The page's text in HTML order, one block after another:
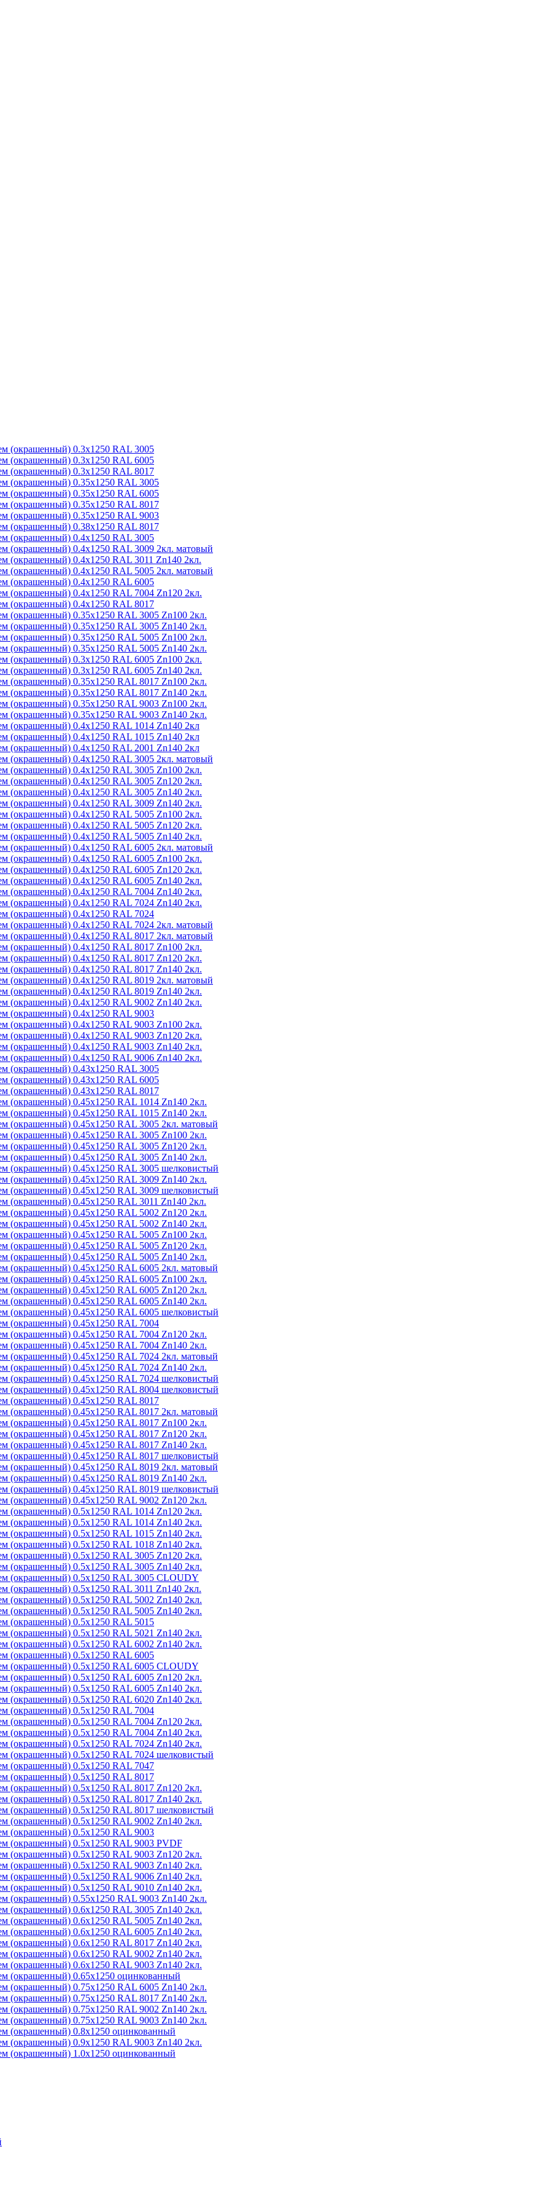
(окрашенный) 0.3x1250 RAL 3005
(окрашенный) 0.3x1250 RAL 6005
(окрашенный) 0.3x1250 RAL 8017
(окрашенный) 0.35x1250 RAL 3005
(окрашенный) 0.35x1250 RAL 6005
(окрашенный) 0.35x1250 RAL 8017
(окрашенный) 0.35x1250 RAL 9003
(окрашенный) 0.38x1250 RAL 8017
(окрашенный) 0.4x1250 RAL 3005
(окрашенный) 0.4x1250 RAL 3009 2кл. матовый
(окрашенный) 0.4x1250 RAL 3011 Zn140 2кл.
(окрашенный) 0.4x1250 RAL 5005 2кл. матовый
(окрашенный) 0.4x1250 RAL 6005
(окрашенный) 0.4x1250 RAL 7004 Zn120 2кл.
(окрашенный) 0.4x1250 RAL 8017
(окрашенный) 0.35x1250 RAL 3005 Zn100 2кл.
(окрашенный) 0.35x1250 RAL 3005 Zn140 2кл.
(окрашенный) 0.35x1250 RAL 5005 Zn100 2кл.
(окрашенный) 0.35x1250 RAL 5005 Zn140 2кл.
(окрашенный) 0.3x1250 RAL 6005 Zn100 2кл.
(окрашенный) 0.3x1250 RAL 6005 Zn140 2кл.
(окрашенный) 0.35x1250 RAL 8017 Zn100 2кл.
(окрашенный) 0.35x1250 RAL 8017 Zn140 2кл.
(окрашенный) 0.35x1250 RAL 9003 Zn100 2кл.
(окрашенный) 0.35x1250 RAL 9003 Zn140 2кл.
(окрашенный) 0.4x1250 RAL 1014 Zn140 2кл
(окрашенный) 0.4x1250 RAL 1015 Zn140 2кл
(окрашенный) 0.4x1250 RAL 2001 Zn140 2кл
(окрашенный) 0.4x1250 RAL 3005 2кл. матовый
(окрашенный) 0.4x1250 RAL 3005 Zn100 2кл.
(окрашенный) 0.4x1250 RAL 3005 Zn120 2кл.
(окрашенный) 0.4x1250 RAL 3005 Zn140 2кл.
(окрашенный) 0.4x1250 RAL 3009 Zn140 2кл.
(окрашенный) 0.4x1250 RAL 5005 Zn100 2кл.
(окрашенный) 0.4x1250 RAL 5005 Zn120 2кл.
(окрашенный) 0.4x1250 RAL 5005 Zn140 2кл.
(окрашенный) 0.4x1250 RAL 6005 2кл. матовый
(окрашенный) 0.4x1250 RAL 6005 Zn100 2кл.
(окрашенный) 0.4x1250 RAL 6005 Zn120 2кл.
(окрашенный) 0.4x1250 RAL 6005 Zn140 2кл.
(окрашенный) 0.4x1250 RAL 7004 Zn140 2кл.
(окрашенный) 0.4x1250 RAL 7024 Zn140 2кл.
(окрашенный) 0.4x1250 RAL 7024
(окрашенный) 0.4x1250 RAL 7024 2кл. матовый
(окрашенный) 0.4x1250 RAL 8017 2кл. матовый
(окрашенный) 0.4x1250 RAL 8017 Zn100 2кл.
(окрашенный) 0.4x1250 RAL 8017 Zn120 2кл.
(окрашенный) 0.4x1250 RAL 8017 Zn140 2кл.
(окрашенный) 0.4x1250 RAL 8019 2кл. матовый
(окрашенный) 0.4x1250 RAL 8019 Zn140 2кл.
(окрашенный) 0.4x1250 RAL 9002 Zn140 2кл.
(окрашенный) 0.4x1250 RAL 9003
(окрашенный) 0.4x1250 RAL 9003 Zn100 2кл.
(окрашенный) 0.4x1250 RAL 9003 Zn120 2кл.
(окрашенный) 0.4x1250 RAL 9003 Zn140 2кл.
(окрашенный) 0.4x1250 RAL 9006 Zn140 2кл.
(окрашенный) 0.43x1250 RAL 3005
(окрашенный) 0.43x1250 RAL 6005
(окрашенный) 0.43x1250 RAL 8017
(окрашенный) 0.45x1250 RAL 1014 Zn140 2кл.
(окрашенный) 0.45x1250 RAL 1015 Zn140 2кл.
(окрашенный) 0.45x1250 RAL 3005 2кл. матовый
(окрашенный) 0.45x1250 RAL 3005 Zn100 2кл.
(окрашенный) 0.45x1250 RAL 3005 Zn120 2кл.
(окрашенный) 0.45x1250 RAL 3005 Zn140 2кл.
(окрашенный) 0.45x1250 RAL 3005 шелковистый
(окрашенный) 0.45x1250 RAL 3009 Zn140 2кл.
(окрашенный) 0.45x1250 RAL 3009 шелковистый
(окрашенный) 0.45x1250 RAL 3011 Zn140 2кл.
(окрашенный) 0.45x1250 RAL 5002 Zn120 2кл.
(окрашенный) 0.45x1250 RAL 5002 Zn140 2кл.
(окрашенный) 0.45x1250 RAL 5005 Zn100 2кл.
(окрашенный) 0.45x1250 RAL 5005 Zn120 2кл.
(окрашенный) 0.45x1250 RAL 5005 Zn140 2кл.
(окрашенный) 0.45x1250 RAL 6005 2кл. матовый
(окрашенный) 0.45x1250 RAL 6005 Zn100 2кл.
(окрашенный) 0.45x1250 RAL 6005 Zn120 2кл.
(окрашенный) 0.45x1250 RAL 6005 Zn140 2кл.
(окрашенный) 0.45x1250 RAL 6005 шелковистый
(окрашенный) 0.45x1250 RAL 7004
(окрашенный) 0.45x1250 RAL 7004 Zn120 2кл.
(окрашенный) 0.45x1250 RAL 7004 Zn140 2кл.
(окрашенный) 0.45x1250 RAL 7024 2кл. матовый
(окрашенный) 0.45x1250 RAL 7024 Zn140 2кл.
(окрашенный) 0.45x1250 RAL 7024 шелковистый
(окрашенный) 0.45x1250 RAL 8004 шелковистый
(окрашенный) 0.45x1250 RAL 8017
(окрашенный) 0.45x1250 RAL 8017 2кл. матовый
(окрашенный) 0.45x1250 RAL 8017 Zn100 2кл.
(окрашенный) 0.45x1250 RAL 8017 Zn120 2кл.
(окрашенный) 0.45x1250 RAL 8017 Zn140 2кл.
(окрашенный) 0.45x1250 RAL 8017 шелковистый
(окрашенный) 0.45x1250 RAL 8019 2кл. матовый
(окрашенный) 0.45x1250 RAL 8019 Zn140 2кл.
(окрашенный) 0.45x1250 RAL 8019 шелковистый
(окрашенный) 0.45x1250 RAL 9002 Zn120 2кл.
(окрашенный) 0.5x1250 RAL 1014 Zn120 2кл.
(окрашенный) 0.5x1250 RAL 1014 Zn140 2кл.
(окрашенный) 0.5x1250 RAL 1015 Zn140 2кл.
(окрашенный) 0.5x1250 RAL 1018 Zn140 2кл.
(окрашенный) 0.5x1250 RAL 3005 Zn120 2кл.
(окрашенный) 0.5x1250 RAL 3005 Zn140 2кл.
(окрашенный) 0.5x1250 RAL 3005 CLOUDY
(окрашенный) 0.5x1250 RAL 3011 Zn140 2кл.
(окрашенный) 0.5x1250 RAL 5002 Zn140 2кл.
(окрашенный) 0.5x1250 RAL 5005 Zn140 2кл.
(окрашенный) 0.5x1250 RAL 5015
(окрашенный) 0.5x1250 RAL 5021 Zn140 2кл.
(окрашенный) 0.5x1250 RAL 6002 Zn140 2кл.
(окрашенный) 0.5x1250 RAL 6005
(окрашенный) 0.5x1250 RAL 6005 CLOUDY
(окрашенный) 0.5x1250 RAL 6005 Zn120 2кл.
(окрашенный) 0.5x1250 RAL 6005 Zn140 2кл.
(окрашенный) 0.5x1250 RAL 6020 Zn140 2кл.
(окрашенный) 0.5x1250 RAL 7004
(окрашенный) 0.5x1250 RAL 7004 Zn120 2кл.
(окрашенный) 0.5x1250 RAL 7004 Zn140 2кл.
(окрашенный) 0.5x1250 RAL 7024 Zn140 2кл.
(окрашенный) 0.5x1250 RAL 7024 шелковистый
(окрашенный) 0.5x1250 RAL 7047
(окрашенный) 0.5x1250 RAL 8017
(окрашенный) 0.5x1250 RAL 8017 Zn120 2кл.
(окрашенный) 0.5x1250 RAL 8017 Zn140 2кл.
(окрашенный) 0.5x1250 RAL 8017 шелковистый
(окрашенный) 0.5x1250 RAL 9002 Zn140 2кл.
(окрашенный) 0.5x1250 RAL 9003
(окрашенный) 0.5x1250 RAL 9003 PVDF
(окрашенный) 0.5x1250 RAL 9003 Zn120 2кл.
(окрашенный) 0.5x1250 RAL 9003 Zn140 2кл.
(окрашенный) 0.5x1250 RAL 9006 Zn140 2кл.
(окрашенный) 0.5x1250 RAL 9010 Zn140 2кл.
(окрашенный) 0.55x1250 RAL 9003 Zn140 2кл.
(окрашенный) 0.6x1250 RAL 3005 Zn140 2кл.
(окрашенный) 0.6x1250 RAL 5005 Zn140 2кл.
(окрашенный) 0.6x1250 RAL 6005 Zn140 2кл.
(окрашенный) 0.6x1250 RAL 8017 Zn140 2кл.
(окрашенный) 0.6x1250 RAL 9002 Zn140 2кл.
(окрашенный) 0.6x1250 RAL 9003 Zn140 2кл.
(окрашенный) 0.65x1250 оцинкованный
(окрашенный) 0.75x1250 RAL 6005 Zn140 2кл.
(окрашенный) 0.75x1250 RAL 8017 Zn140 2кл.
(окрашенный) 0.75x1250 RAL 9002 Zn140 2кл.
(окрашенный) 0.75x1250 RAL 9003 Zn140 2кл.
(окрашенный) 0.8x1250 оцинкованный
(окрашенный) 0.9x1250 RAL 9003 Zn140 2кл.
(окрашенный) 1.0x1250 оцинкованный